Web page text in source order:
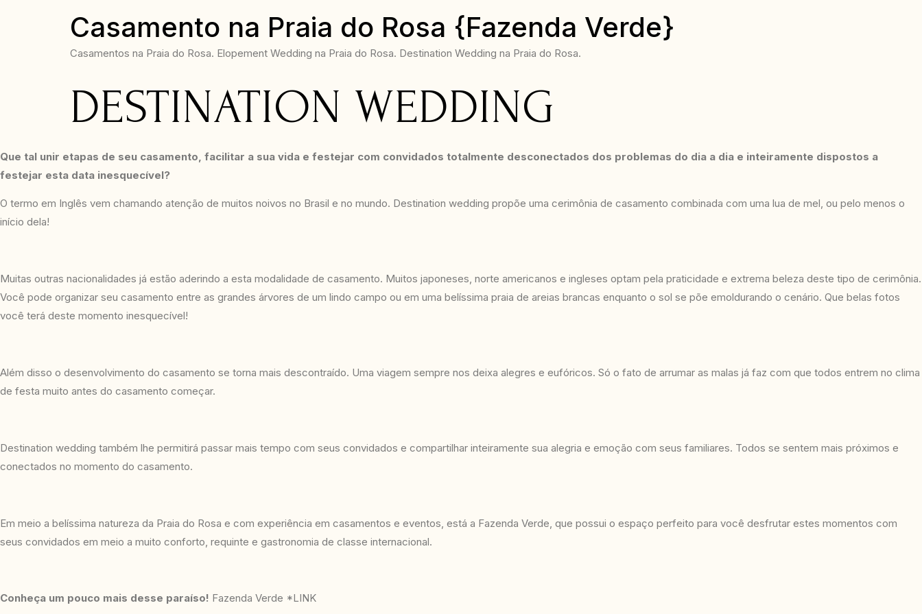
Casamento na Praia do Rosa {Fazenda Verde}
Casamentos na Praia do Rosa. Elopement Wedding na Praia do Rosa. Destination Wedding na Praia do Rosa.
DESTINATION WEDDING
Que tal unir etapas de seu casamento, facilitar a sua vida e festejar com convidados totalmente desconectados dos problemas do dia a dia e inteiramente dispostos a
festejar esta data inesquecível?
O termo em Inglês vem chamando atenção de muitos noivos no Brasil e no mundo. Destination wedding propõe uma cerimônia de casamento combinada com uma lua de mel, ou pelo menos o
início dela!
Muitas outras nacionalidades já estão aderindo a esta modalidade de casamento. Muitos japoneses, norte americanos e ingleses optam pela praticidade e extrema beleza deste tipo de cerimônia.
Você pode organizar seu casamento entre as grandes árvores de um lindo campo ou em uma belíssima praia de areias brancas enquanto o sol se põe emoldurando o cenário. Que belas fotos
você terá deste momento inesquecível!
Além disso o desenvolvimento do casamento se torna mais descontraído. Uma viagem sempre nos deixa alegres e eufóricos. Só o fato de arrumar as malas já faz com que todos entrem no clima
de festa muito antes do casamento começar.
Destination wedding também lhe permitirá passar mais tempo com seus convidados e compartilhar inteiramente sua alegria e emoção com seus familiares. Todos se sentem mais próximos e
conectados no momento do casamento.
Em meio a belíssima natureza da Praia do Rosa e com experiência em casamentos e eventos, está a Fazenda Verde, que possui o espaço perfeito para você desfrutar estes momentos com
seus convidados em meio a muito conforto, requinte e gastronomia de classe internacional.
Conheça um pouco mais desse paraíso! Fazenda Verde *LINK